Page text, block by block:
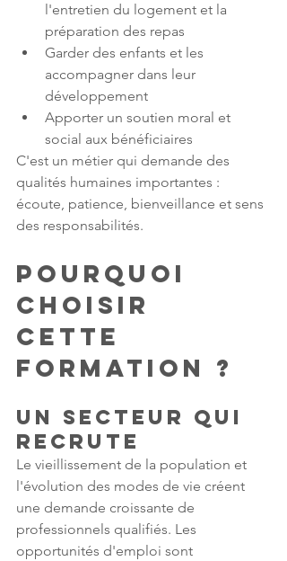
l'entretien du logement et la
préparation des repas
Garder des enfants et les
accompagner dans leur
développement
Apporter un soutien moral et
social aux bénéficiaires
C'est un métier qui demande des
qualités humaines importantes :
écoute, patience, bienveillance et sens
des responsabilités.
Pourquoi
choisir
cette
formation ?
Un secteur qui
recrute
Le vieillissement de la population et
l'évolution des modes de vie créent
une demande croissante de
professionnels qualifiés. Les
opportunités d'emploi sont